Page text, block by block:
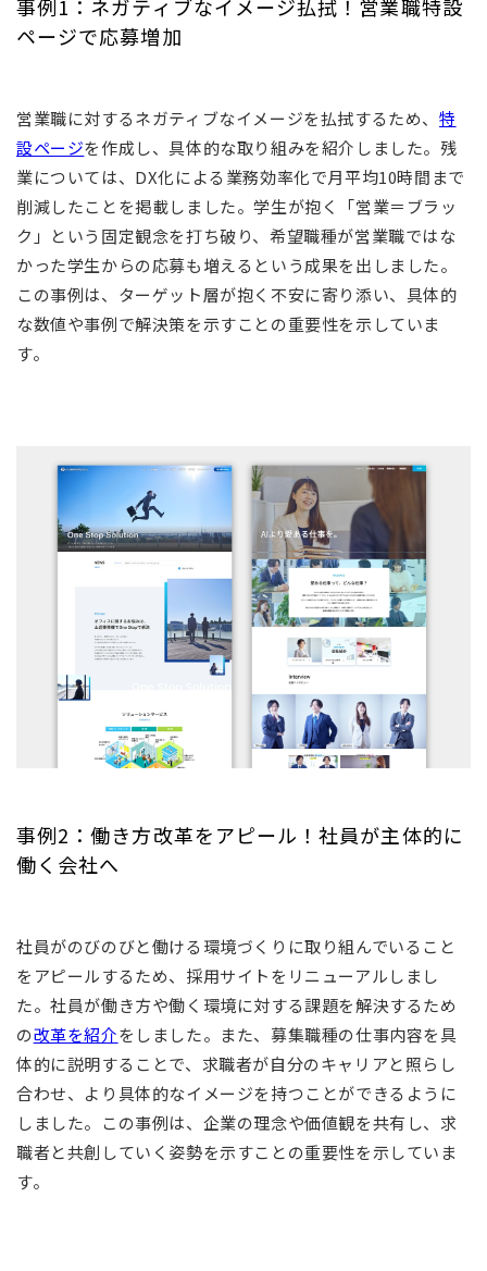
事例1：ネガティブなイメージ払拭！営業職特設
ページで応募増加
営業職に対するネガティブなイメージを払拭するため、特
設ページを作成し、具体的な取り組みを紹介しました。残
業については、DX化による業務効率化で月平均10時間まで
削減したことを掲載しました。学生が抱く「営業＝ブラッ
ク」という固定観念を打ち破り、希望職種が営業職ではな
かった学生からの応募も増えるという成果を出しました。
この事例は、ターゲット層が抱く不安に寄り添い、具体的
な数値や事例で解決策を示すことの重要性を示していま
す。
事例2：働き方改革をアピール！社員が主体的に
働く会社へ
社員がのびのびと働ける環境づくりに取り組んでいること
をアピールするため、採用サイトをリニューアルしまし
た。社員が働き方や働く環境に対する課題を解決するため
の改革を紹介をしました。また、募集職種の仕事内容を具
体的に説明することで、求職者が自分のキャリアと照らし
合わせ、より具体的なイメージを持つことができるように
しました。この事例は、企業の理念や価値観を共有し、求
職者と共創していく姿勢を示すことの重要性を示していま
す。